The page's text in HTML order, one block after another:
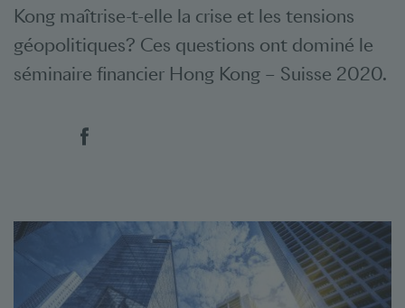
Kong maîtrise-t-elle la crise et les tensions
géopolitiques? Ces questions ont dominé le
séminaire financier Hong Kong – Suisse 2020.
Social Bookmarks